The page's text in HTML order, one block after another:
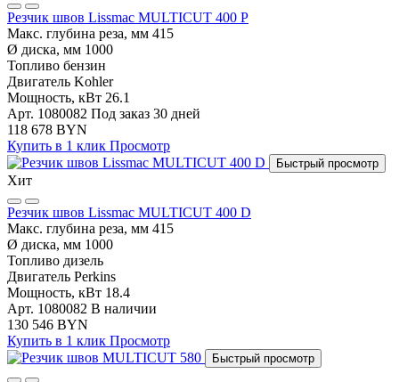
Резчик швов Lissmac MULTICUT 400 P
Макс. глубина реза, мм 415
Ø диска, мм 1000
Топливо бензин
Двигатель Kohler
Мощность, кВт 26.1
Арт. 1080082 Под заказ 30 дней
118 678 BYN
Купить в 1 клик Просмотр
Быстрый просмотр
Хит
Резчик швов Lissmac MULTICUT 400 D
Макс. глубина реза, мм 415
Ø диска, мм 1000
Топливо дизель
Двигатель Perkins
Мощность, кВт 18.4
Арт. 1080082 В наличии
130 546 BYN
Купить в 1 клик Просмотр
Быстрый просмотр